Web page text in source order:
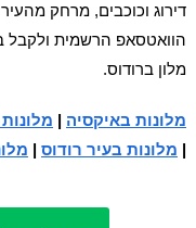
דירוג וכוכבים, מרחק
הוואטסאפ הרשמית ולקבל
מלון ברודוס.
מלונות באיקסיה |
| מלונות בעיר רודוס |